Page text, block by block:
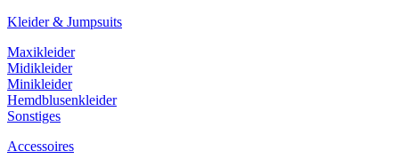
Kleider & Jumpsuits
Maxikleider
Midikleider
Minikleider
Hemdblusenkleider
Sonstiges
Accessoires